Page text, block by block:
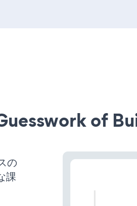
of
の
課